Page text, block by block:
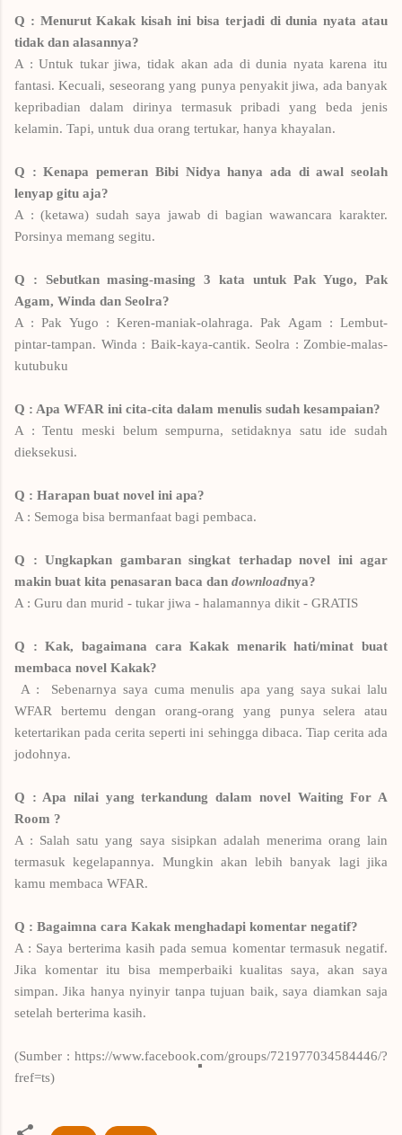
Q : Menurut Kakak kisah ini bisa terjadi di dunia nyata atau
tidak dan alasannya?
A : Untuk tukar jiwa, tidak akan ada di dunia nyata karena itu
fantasi. Kecuali, seseorang yang punya penyakit jiwa, ada banyak
kepribadian dalam dirinya termasuk pribadi yang beda jenis
kelamin. Tapi, untuk dua orang tertukar, hanya khayalan.
Q : Kenapa pemeran Bibi Nidya hanya ada di awal seolah
lenyap gitu aja?
A : (ketawa) sudah saya jawab di bagian wawancara karakter.
Porsinya memang segitu.
Q : Sebutkan masing-masing 3 kata untuk Pak Yugo, Pak
Agam, Winda dan Seolra?
A : Pak Yugo : Keren-maniak-olahraga. Pak Agam : Lembut-
pintar-tampan. Winda : Baik-kaya-cantik. Seolra : Zombie-malas-
kutubuku
Q : Apa WFAR ini cita-cita dalam menulis sudah kesampaian?
A : Tentu meski belum sempurna, setidaknya satu ide sudah
dieksekusi.
Q : Harapan buat novel ini apa?
A : Semoga bisa bermanfaat bagi pembaca.
Q : Ungkapkan gambaran singkat terhadap novel ini agar
makin buat kita penasaran baca dan downloadnya?
A : Guru dan murid - tukar jiwa - halamannya dikit - GRATIS
Q :Kak, bagaimana cara Kakak menarik hati/minat buat
membaca novel Kakak?
A :
Sebenarnya saya cuma menulis apa yang saya sukai lalu
WFAR bertemu dengan orang-orang yang punya selera atau
ketertarikan pada cerita seperti ini sehingga dibaca. Tiap cerita ada
jodohnya.
Q : Apa nilai yang terkandung dalam novel Waiting For A
Room ?
A : Salah satu yang saya sisipkan adalah menerima orang lain
termasuk kegelapannya. Mungkin akan lebih banyak lagi jika
kamu membaca WFAR.
Q : Bagaimna cara Kakak menghadapi komentar negatif?
A : Saya berterima kasih pada semua komentar termasuk negatif.
Jika komentar itu bisa memperbaiki kualitas saya, akan saya
simpan. Jika hanya nyinyir tanpa tujuan baik, saya diamkan saja
setelah berterima kasih.
(Sumber : https://www.facebook.com/groups/721977034584446/?
fref=ts)